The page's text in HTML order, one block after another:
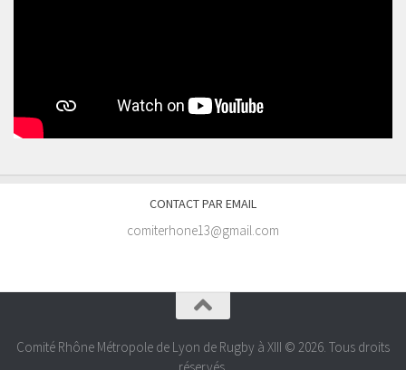
CONTACT PAR EMAIL
comiterhone13@gmail.com
Comité Rhône Métropole de Lyon de Rugby à XIII © 2026. Tous droits